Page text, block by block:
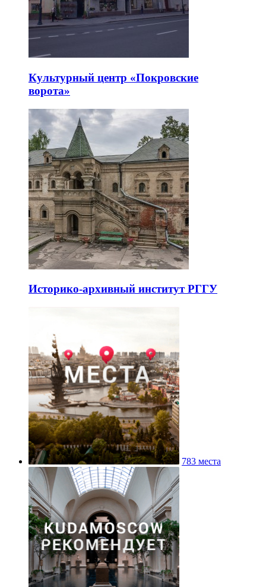
Культурный центр «Покровские
ворота»
Историко-архивный институт РГГУ
783 места